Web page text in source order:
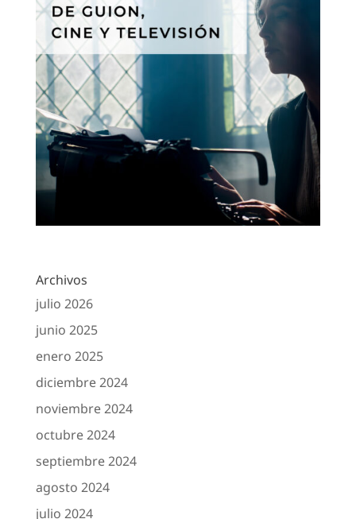
Archivos
julio 2026
junio 2025
enero 2025
diciembre 2024
noviembre 2024
octubre 2024
septiembre 2024
agosto 2024
julio 2024